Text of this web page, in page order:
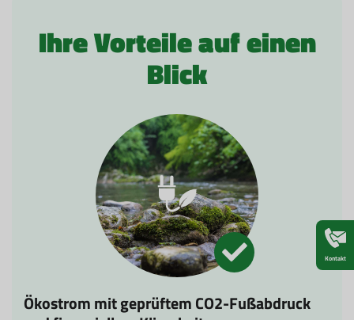
Ihre Vorteile auf einen
Blick
Ökostrom mit geprüftem CO2-Fußabdruck
Kontakt